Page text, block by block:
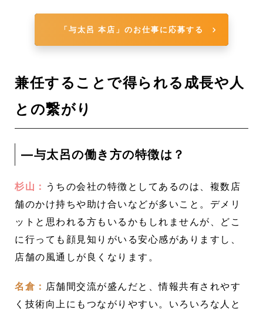
「与太呂 本店」のお仕事に応募する
兼任することで得られる成長や人
との繋がり
―与太呂の働き方の特徴は？
杉山： うちの会社の特徴としてあるのは、複数店
舗のかけ持ちや助け合いなどが多いこと。デメリ
ットと思われる方もいるかもしれませんが、どこ
に行っても顔見知りがいる安心感がありますし、
店舗の風通しが良くなります。
名倉： 店舗間交流が盛んだと、情報共有されやす
く技術向上にもつながりやすい。いろいろな人と